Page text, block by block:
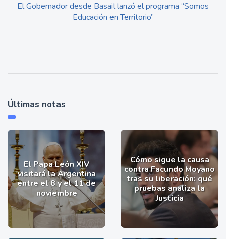
El Gobernador desde Basail lanzó el programa “Somos
Educación en Territorio”
Últimas notas
El Papa León XIV
visitará la Argentina
entre el 8 y el 11 de
noviembre
Cómo sigue la causa
contra Facundo Moyano
tras su liberación: qué
pruebas analiza la
Justicia